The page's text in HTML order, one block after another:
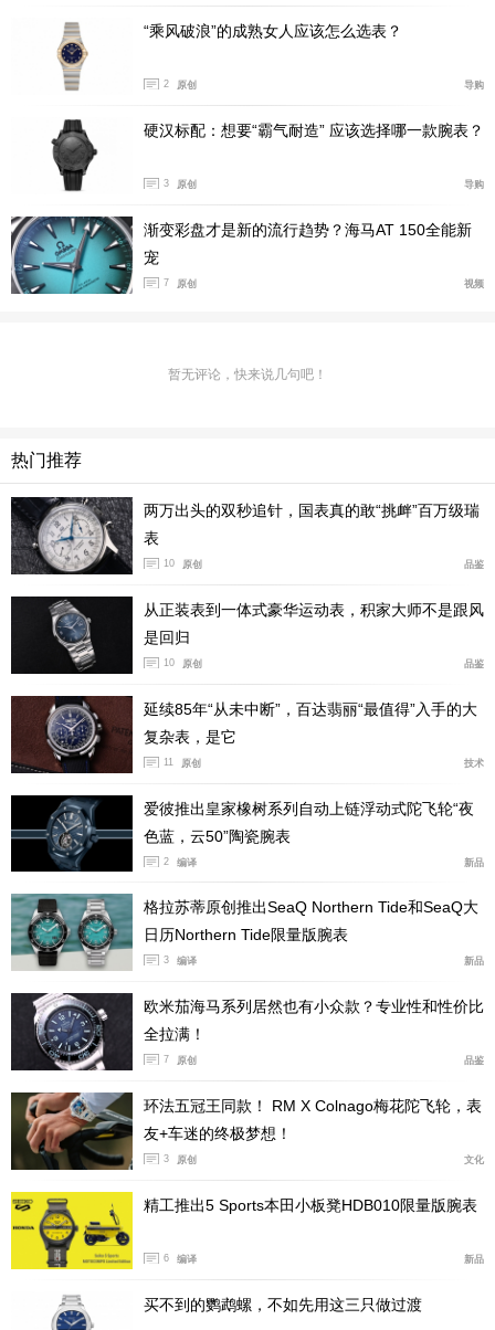
国内公价:￥61900
腕表直径:40毫米
机芯类型:自动机械
表壳材质:AISI 316L磨砂精钢
防水深度:100米
https://www.xbiao.com/panerai/95091/
腕表点评：沛纳海庐米诺系列PAM01370腕表配备蓝色太
阳放射饰纹，适合日常佩戴略带一些运动的感觉。附夜光
蓝色的表盘只有6、12点数字时标，在3点钟和9点钟分别
色和文化背景，正如沛纳海其中一项实用功能表冠护桥，
这也代表着一种传承。
结语：小三针表采用的小秒针设计不仅更适合超薄腕表的
制造，并且在简约风格的同时带有与众不同的气质。正如
这三款风格不同的小三针腕表，欧米茄的儒雅气质万国表
的老钱风沛纳海的休闲运动，可以适配于你的不同生活场
景任意切换。
“乘风破浪”的成熟女人应该怎么选表？
2 原创 导购
硬汉标配：想要“霸气耐造” 应该选择哪一款腕表？
3 原创 导购
渐变彩盘才是新的流行趋势？海马AT 150全能新
宠
7 原创 视频
暂无评论，快来说几句吧！
热门推荐
两万出头的双秒追针，国表真的敢“挑衅”百万级瑞
表
10 原创 品鉴
从正装表到一体式豪华运动表，积家大师不是跟风
是回归
10 原创 品鉴
延续85年“从未中断”，百达翡丽“最值得”入手的大
复杂表，是它
11 原创 技术
爱彼推出皇家橡树系列自动上链浮动式陀飞轮“夜
色蓝，云50”陶瓷腕表
2 编译 新品
格拉苏蒂原创推出SeaQ Northern Tide和SeaQ大
日历Northern Tide限量版腕表
3 编译 新品
欧米茄海马系列居然也有小众款？专业性和性价比
全拉满！
7 原创 品鉴
环法五冠王同款！ RM X Colnago梅花陀飞轮，表
友+车迷的终极梦想！
3 原创 文化
精工推出5 Sports本田小板凳HDB010限量版腕表
6 编译 新品
买不到的鹦鹉螺，不如先用这三只做过渡